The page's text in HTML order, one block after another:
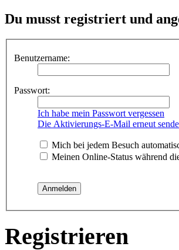
Du musst registriert und
Benutzername:
Passwort:
Ich habe mein Passwort vergessen
Die Aktivierungs-E-Mail erneut
Mich bei jedem Besuch
Meinen Online-Status während
Registrieren